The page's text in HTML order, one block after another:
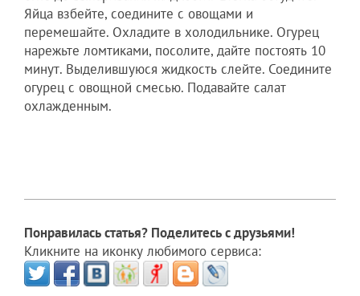
Яйца взбейте, соедините с овощами и
перемешайте. Охладите в холодильнике. Огурец
нарежьте ломтиками, посолите, дайте постоять 10
минут. Выделившуюся жидкость слейте. Соедините
огурец с овощной смесью. Подавайте салат
охлажденным.
Понравилась статья? Поделитесь с друзьями!
Кликните на иконку любимого сервиса: